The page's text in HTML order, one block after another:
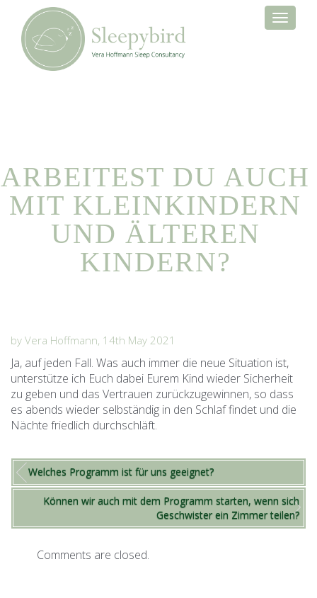
Toggle
ARBEITEST DU AUCH
MIT KLEINKINDERN
UND ÄLTEREN
KINDERN?
by Vera Hoffmann, 14th May 2021
Ja, auf jeden Fall. Was auch immer die neue Situation ist,
unterstütze ich Euch dabei Eurem Kind wieder Sicherheit
zu geben und das Vertrauen zurückzugewinnen, so dass
es abends wieder selbständig in den Schlaf findet und die
Nächte friedlich durchschläft.
Welches Programm ist für uns geeignet?
Können wir auch mit dem Programm starten, wenn sich
Geschwister ein Zimmer teilen?
Comments are closed.